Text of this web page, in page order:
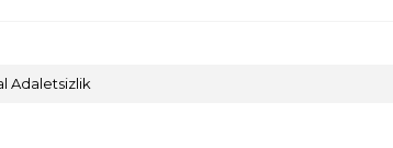
Adaletsizlik